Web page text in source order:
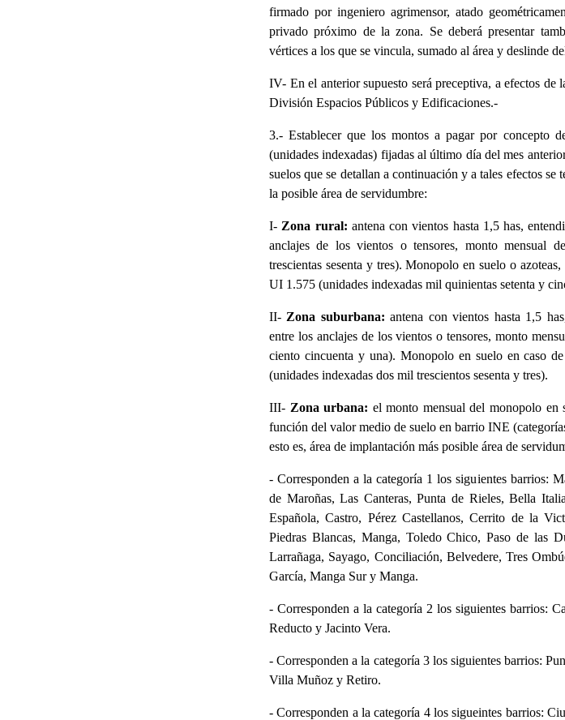
firmado por ingeniero agrimensor, atado
privado próximo de la zona. Se deberá presentar
vértices a los que se vincula, sumado al área y deslinde
IV- En el anterior supuesto será preceptiva, a efectos
División Espacios Públicos y Edificaciones.-
3.- Establecer que los montos a pagar por concepto
(unidades indexadas) fijadas al último día del mes
suelos que se detallan a continuación y a tales efectos se
la posible área de servidumbre:
I- Zona rural: antena con vientos hasta 1,5 has,
anclajes de los vientos o tensores, monto mensual
trescientas sesenta y tres). Monopolo en suelo o
UI 1.575 (unidades indexadas mil quinientas setenta y
II- Zona suburbana: antena con vientos hasta 1,5
entre los anclajes de los vientos o tensores, monto
ciento cincuenta y una). Monopolo en suelo en caso
(unidades indexadas dos mil trescientos sesenta y tres).
III- Zona urbana: el monto mensual del monopolo en
función del valor medio de suelo en barrio INE
esto es, área de implantación más posible área de
- Corresponden a la categoría 1 los siguientes barrios:
de Maroñas, Las Canteras, Punta de Rieles, Bella
Española, Castro, Pérez Castellanos, Cerrito de la
Piedras Blancas, Manga, Toledo Chico, Paso de las
Larrañaga, Sayago, Conciliación, Belvedere, Tres
García, Manga Sur y Manga.
- Corresponden a la categoría 2 los siguientes barrios:
Reducto y Jacinto Vera.
- Corresponden a la categoría 3 los siguientes barrios:
Villa Muñoz y Retiro.
- Corresponden a la categoría 4 los sigueintes barrios: